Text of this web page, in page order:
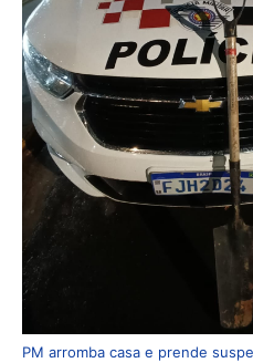
PM arromba casa e prende